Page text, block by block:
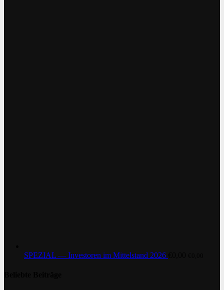
SPEZIAL — Investoren im Mittelstand 2026